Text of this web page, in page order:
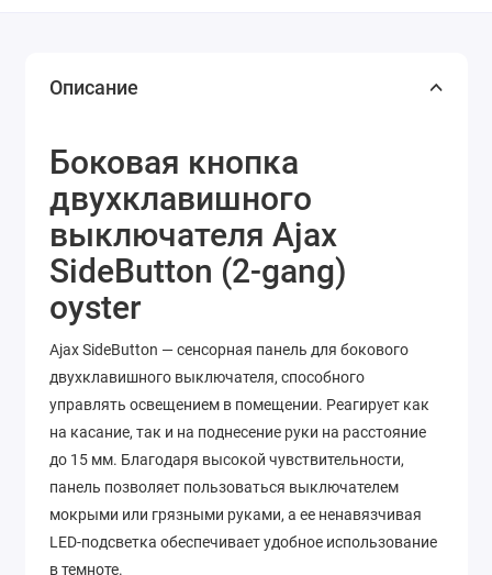
Описание
Боковая кнопка
двухклавишного
выключателя Ajax
SideButton (2-gang)
oyster
Ajax SideButton — сенсорная панель для бокового
двухклавишного выключателя, способного
управлять освещением в помещении. Реагирует как
на касание, так и на поднесение руки на расстояние
до 15 мм. Благодаря высокой чувствительности,
панель позволяет пользоваться выключателем
мокрыми или грязными руками, а ее ненавязчивая
LED-подсветка обеспечивает удобное использование
в темноте.